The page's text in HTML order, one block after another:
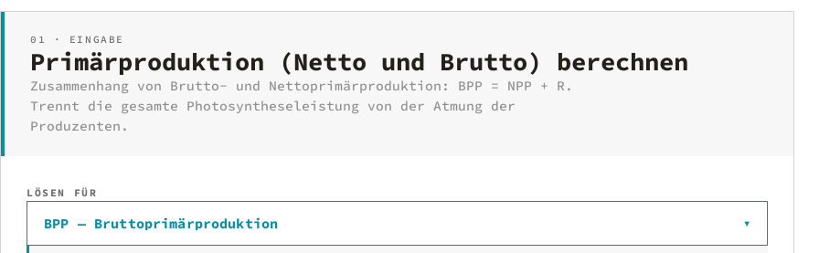
01 · EINGABE
Primärproduktion (Netto und Brutto) berechnen
Zusammenhang von Brutto- und Nettoprimärproduktion: BPP = NPP + R.
Trennt die gesamte Photosyntheseleistung von der Atmung der
Produzenten.
LÖSEN FÜR
BPP — Bruttoprimärproduktion ▾